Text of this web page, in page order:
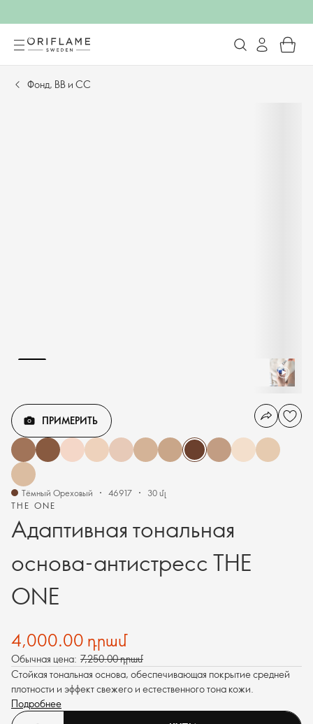
Фонд, BB и CC
THE ONE
Адаптивная тональная
основа-антистресс THE
ONE
ПРИМЕРИТЬ
Тёмный Ореховый 46917 30 մլ
4,000.00 դրամ
Обычная цена: 7,250.00 դրամ
Стойкая тональная основа, обеспечивающая покрытие средней
плотности и эффект свежего и естественного тона кожи.
Подробнее